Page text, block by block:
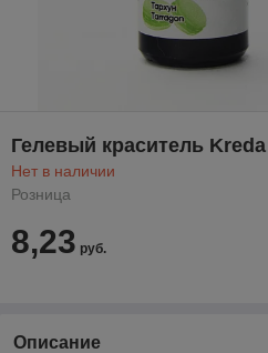
Гелевый краситель
Нет в наличии
Розница
8,23 руб.
Описание